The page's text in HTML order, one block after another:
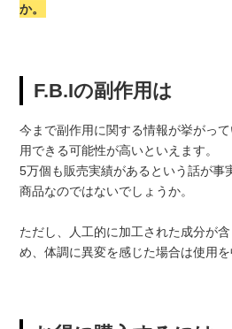
か。
F.B.Iの副作用は
今まで副作用に関する情報が挙がっ
用できる可能性が高いといえます。
5万個も販売実績があるという話が事
商品なのではないでしょうか。
ただし、人工的に加工された成分が
め、体調に異変を感じた場合は使用を